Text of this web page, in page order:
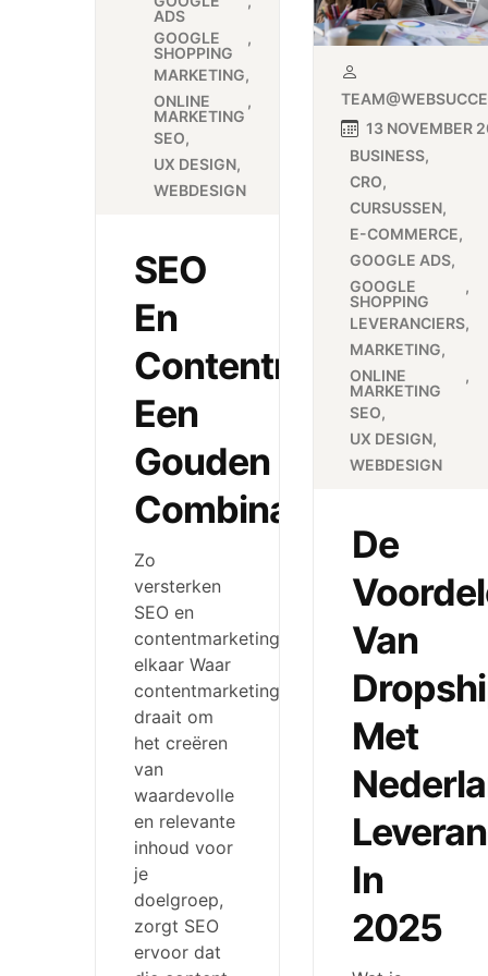
SEO
En
Contentmarketing:
Een
Gouden
Combinatie
ADS
GOOGLE
SHOPPING
MARKETING
ONLINE
MARKETING
SEO
UX DESIGN
WEBDESIGN
Zo
versterken
SEO en
contentmarketing
elkaar Waar
contentmarketing
draait om
het creëren
van
waardevolle
en relevante
inhoud voor
je
doelgroep,
zorgt SEO
ervoor dat
De
Van
Met
In
2025
13 NOVEMBER
BUSINESS
CRO
CURSUSSEN
E-COMMERCE
GOOGLE ADS
GOOGLE
SHOPPING
LEVERANCIERS
MARKETING
ONLINE
MARKETING
SEO
UX DESIGN
WEBDESIGN